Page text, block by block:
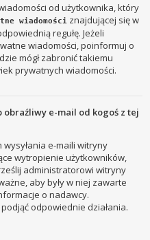
od użytkownika, który
wiadomości znajdującej się w
regułę. Jeżeli
wiadomości, poinformuj o
mógł zabronić takiemu
prywatnych wiadomości.
obraźliwy e-mail od kogoś z tej
e-maili witryny
wytropienie użytkowników,
administratorowi witryny
aby były w niej zawarte
o nadawcy.
odpowiednie działania.